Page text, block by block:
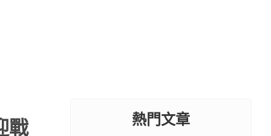
戰 熱門文章